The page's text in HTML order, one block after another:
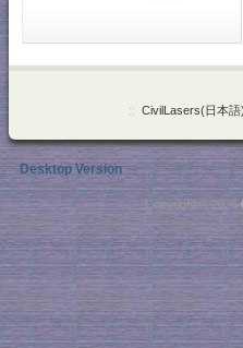
:: CivilLasers(日本語)
Desktop Version
Copyright © 2026